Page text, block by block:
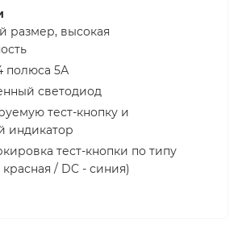
размер, высокая
полюса 5А
светодиод
тест-кнопку и
индикатор
тест-кнопки по типу
/ DC - синия)